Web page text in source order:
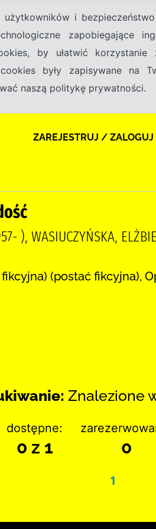
i
zapobiegające
by ułatwić
były zapisywane na
naszą politykę prywatności.
ZAREJESTRUJ / ZALOGUJ
), WASIUCZYŃSKA,
(postać fikcyjna),
Znalezione
dostępne:
0 z 1 0
1